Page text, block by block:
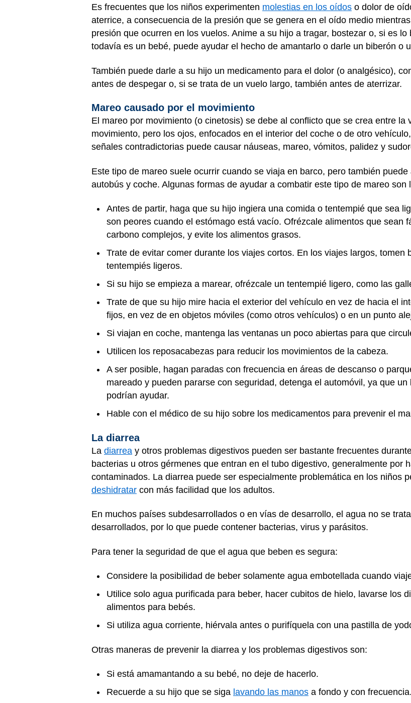
Es frecuentes que los niños experimenten molestias en los oídos o dolor de
aterrice, a consecuencia de la presión que se genera en el oído medio
presión que ocurren en los vuelos. Anime a su hijo a tragar, bostezar o, si es
todavía es un bebé, puede ayudar el hecho de amantarlo o darle un biberón o
También puede darle a su hijo un medicamento para el dolor (o analgésico),
antes de despegar o, si se trata de un vuelo largo, también antes de aterrizar.
Mareo causado por el movimiento
El mareo por movimiento (o cinetosis) se debe al conflicto que se crea entre
movimiento, pero los ojos, enfocados en el interior del coche o de otro
señales contradictorias puede causar náuseas, mareo, vómitos, palidez y
Este tipo de mareo suele ocurrir cuando se viaja en barco, pero también
autobús y coche. Algunas formas de ayudar a combatir este tipo de mareo son
Antes de partir, haga que su hijo ingiera una comida o tentempié que sea
son peores cuando el estómago está vacío. Ofrézcale alimentos que sean
carbono complejos, y evite los alimentos grasos.
Trate de evitar comer durante los viajes cortos. En los viajes largos, tomen
tentempiés ligeros.
Si su hijo se empieza a marear, ofrézcale un tentempié ligero, como las
Trate de que su hijo mire hacia el exterior del vehículo en vez de hacia el
fijos, en vez de en objetos móviles (como otros vehículos) o en un punto
Si viajan en coche, mantenga las ventanas un poco abiertas para que
Utilicen los reposacabezas para reducir los movimientos de la cabeza.
A ser posible, hagan paradas con frecuencia en áreas de descanso o
mareado y pueden pararse con seguridad, detenga el automóvil, ya que
podrían ayudar.
Hable con el médico de su hijo sobre los medicamentos para prevenir el
La diarrea
La diarrea y otros problemas digestivos pueden ser bastante frecuentes
bacterias u otros gérmenes que entran en el tubo digestivo, generalmente por
contaminados. La diarrea puede ser especialmente problemática en los niños
deshidratar con más facilidad que los adultos.
En muchos países subdesarrollados o en vías de desarrollo, el agua no se
desarrollados, por lo que puede contener bacterias, virus y parásitos.
Para tener la seguridad de que el agua que beben es segura:
Considere la posibilidad de beber solamente agua embotellada cuando
Utilice solo agua purificada para beber, hacer cubitos de hielo, lavarse los
alimentos para bebés.
Si utiliza agua corriente, hiérvala antes o purifíquela con una pastilla de
Otras maneras de prevenir la diarrea y los problemas digestivos son:
Si está amamantando a su bebé, no deje de hacerlo.
Recuerde a su hijo que se siga lavando las manos a fondo y con frecuencia.